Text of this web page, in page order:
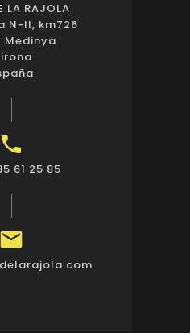
LA RAJOLA
N-II, km726
Medinya

61 25 85
